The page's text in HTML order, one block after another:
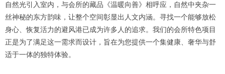
自然光引入室内，与会所的藏品《温暖向善》相呼应，自然中夹杂一
丝神秘的东方韵味，让整个空间彰显出人文内涵。寻找一个能够放松
身心、恢复活力的避风港已成为许多人的追求。我们的会所特色项目
正是为了满足这一需求而设计，旨在为您提供一个集健康、奢华与舒
适于一体的独特体验。